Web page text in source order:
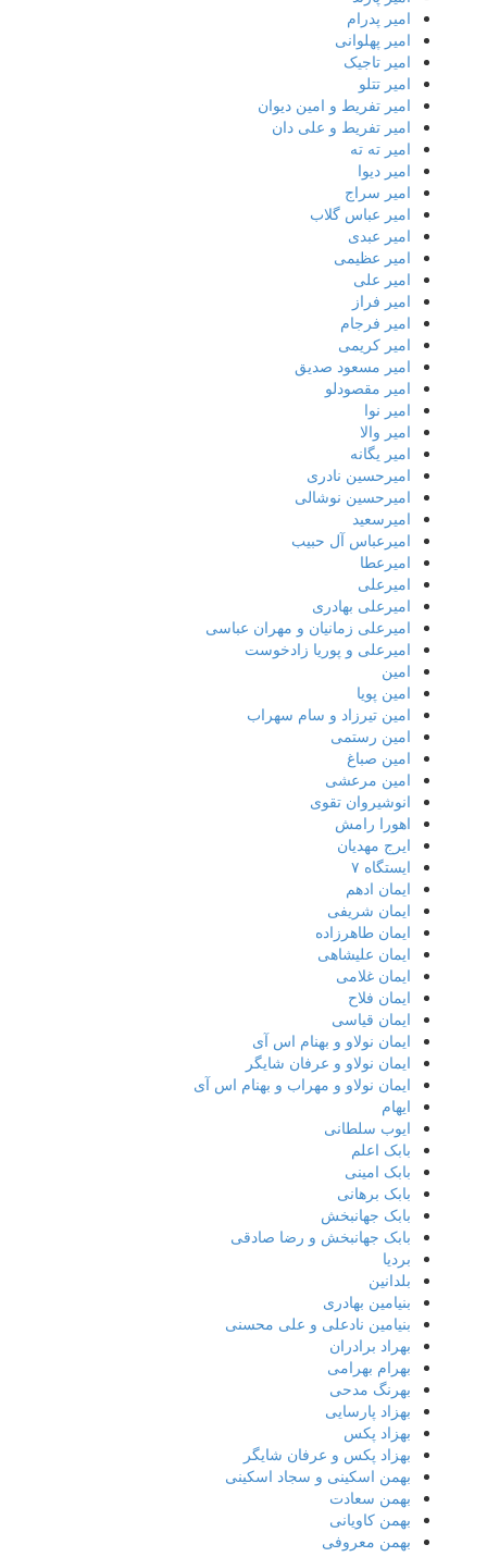
امیر پدرام
امیر پهلوانی
امیر تاجیک
امیر تتلو
امیر تفریط و امین دیوان
امیر تفریط و علی دان
امیر ته ته
امیر دیوا
امیر سراج
امیر عباس گلاب
امیر عبدی
امیر عظیمی
امیر علی
امیر فراز
امیر فرجام
امیر کریمی
امیر مسعود صدیق
امیر مقصودلو
امیر نوا
امیر والا
امیر یگانه
امیرحسین نادری
امیرحسین نوشالی
امیرسعید
امیرعباس آل حبیب
امیرعطا
امیرعلی
امیرعلی بهادری
امیرعلی زمانیان و مهران عباسی
امیرعلی و پوریا زادخوست
امین
امین پویا
امین تیرزاد و سام سهراب
امین رستمی
امین صباغ
امین مرعشی
انوشیروان تقوی
اهورا رامش
ایرج مهدیان
ایستگاه ۷
ایمان ادهم
ایمان شریفی
ایمان طاهرزاده
ایمان علیشاهی
ایمان غلامی
ایمان فلاح
ایمان قیاسی
ایمان نولاو و بهنام اس آی
ایمان نولاو و عرفان شایگر
ایمان نولاو و مهراب و بهنام اس آی
ایهام
ایوب سلطانی
بابک اعلم
بابک امینی
بابک برهانی
بابک جهانبخش
بابک جهانبخش و رضا صادقی
بردیا
بلدانین
بنیامین بهادری
بنیامین نادعلی و علی محسنی
بهراد برادران
بهرام بهرامی
بهرنگ مدحی
بهزاد پارسایی
بهزاد پکس
بهزاد پکس و عرفان شایگر
بهمن اسکینی و سجاد اسکینی
بهمن سعادت
بهمن کاویانی
بهمن معروفی